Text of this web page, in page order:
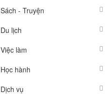
Sách - Truyện
Du lịch
Việc làm
Học hành
Dịch vụ